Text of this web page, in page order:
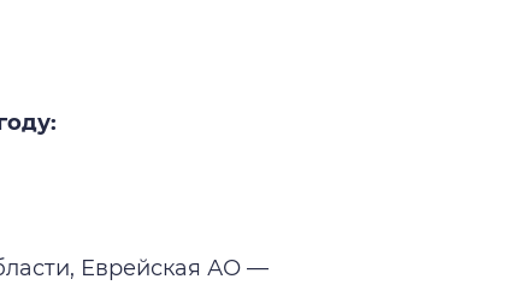
Еврейская АО —